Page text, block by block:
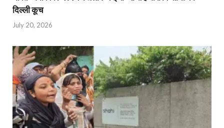
दिल्ली कूच
July 20, 2026